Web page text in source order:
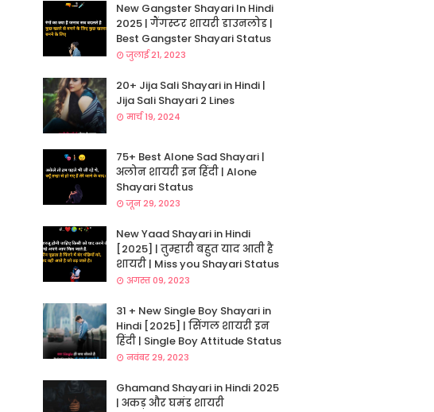
New Gangster Shayari In Hindi
2025 | गैंगस्टर शायरी डाउनलोड |
Best Gangster Shayari Status
जुलाई 21, 2023
20+ Jija Sali Shayari in Hindi |
Jija Sali Shayari 2 Lines
मार्च 19, 2024
75+ Best Alone Sad Shayari |
अलोन शायरी इन हिंदी | Alone
Shayari Status
जून 29, 2023
New Yaad Shayari in Hindi
[2025] | तुम्हारी बहुत याद आती है
शायरी | Miss you Shayari Status
अगस्त 09, 2023
31 + New Single Boy Shayari in
Hindi [2025] | सिंगल शायरी इन
हिंदी | Single Boy Attitude Status
नवंबर 29, 2023
Ghamand Shayari in Hindi 2025
| अकड़ और घमंड शायरी